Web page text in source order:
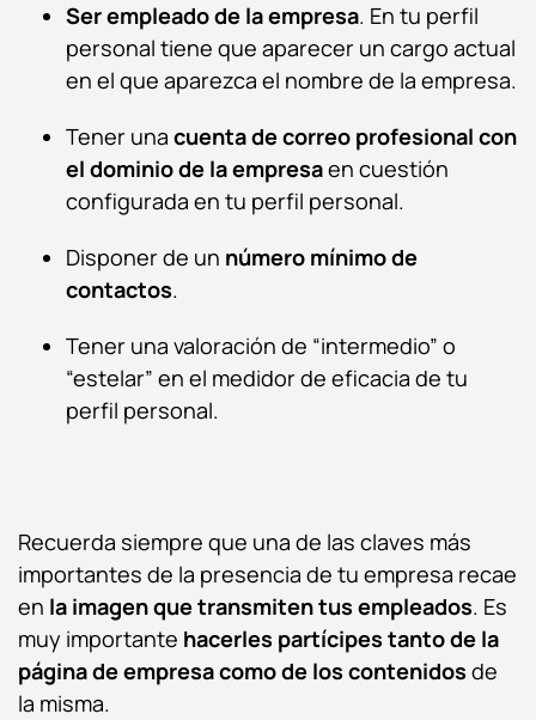
Ser empleado de la empresa. En tu perfil
personal tiene que aparecer un cargo actual
en el que aparezca el nombre de la empresa.
Tener una cuenta de correo profesional con
el dominio de la empresaen cuestión
configurada en tu perfil personal.
Disponer de un número mínimo de
contactos.
Tener una valoración de “intermedio” o
“estelar” en el medidor de eficacia de tu
perfil personal.
Recuerda siempre que una de las claves más
importantes de la presencia de tu empresa recae
en la imagen que transmiten tus empleados. Es
muy importante hacerles partícipes tanto de la
página de empresa como de los contenidos de
la misma.